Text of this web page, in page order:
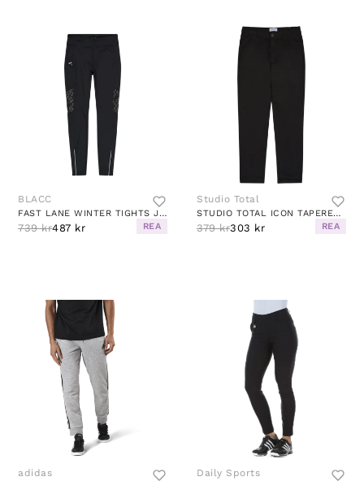
BLACC
FAST LANE WINTER TIGHTS JET BLACK
739 kr487 kr REA
Studio Total
STUDIO TOTAL ICON TAPERED CHINO
379 kr303 kr REA
adidas Daily Sports